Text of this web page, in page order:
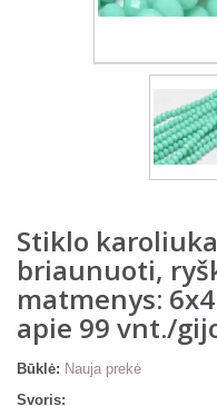
Stiklo
briaunuoti,
matmenys:
apie 99 vnt./
Būklė: Nauja prekė
Svoris: